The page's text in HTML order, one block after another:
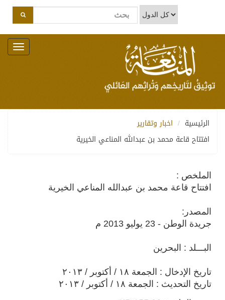
Toggle
navigation
الرئيسية
اخبار وتقارير
افتتاح قاعة محمد بن عبدالله المناعي الخيرية
الملخص :
افتتاح قاعة محمد بن عبدالله المناعي الخيرية
المصدر:
جريدة الوطن - 23 يوليو 2013 م
البـــلد : البحرين
تاريخ الإدخال : الجمعة ١٨ / أكتوبر / ٢٠١٣
تاريخ التحديث : الجمعة ١٨ / أكتوبر / ٢٠١٣